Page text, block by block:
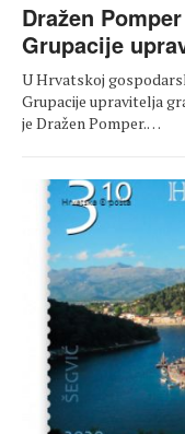
Dražen
Grupacije
U Hrvatskoj
Grupacije upravitelja
je Dražen Pomper.…